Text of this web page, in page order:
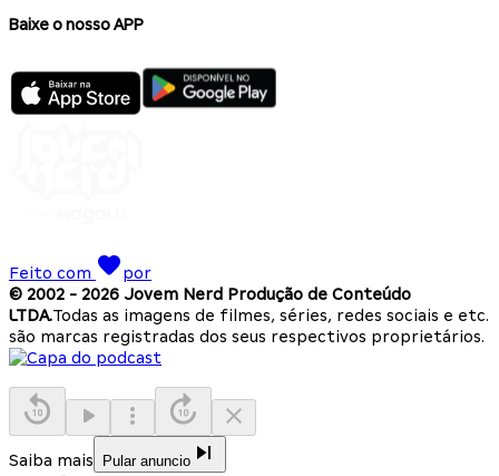
Baixe o nosso APP
Feito com
por
© 2002 - 2026 Jovem Nerd Produção de Conteúdo
LTDA.Todas as imagens de filmes, séries, redes sociais e etc.
são marcas registradas dos seus respectivos proprietários.
Saiba mais Pular anuncio